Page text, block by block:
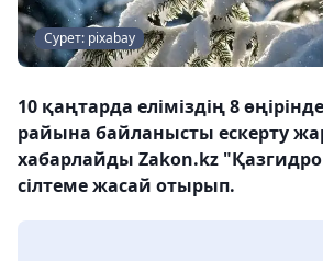
Сурет: pixabay
10 қаңтарда еліміздің 8
райына байланысты ескерту
хабарлайды Zakon.kz
сілтеме жасай отырып.